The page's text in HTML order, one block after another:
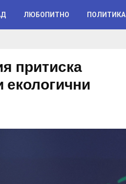
ЛЮБОПИТНО ПОЛИТИКА
притиска